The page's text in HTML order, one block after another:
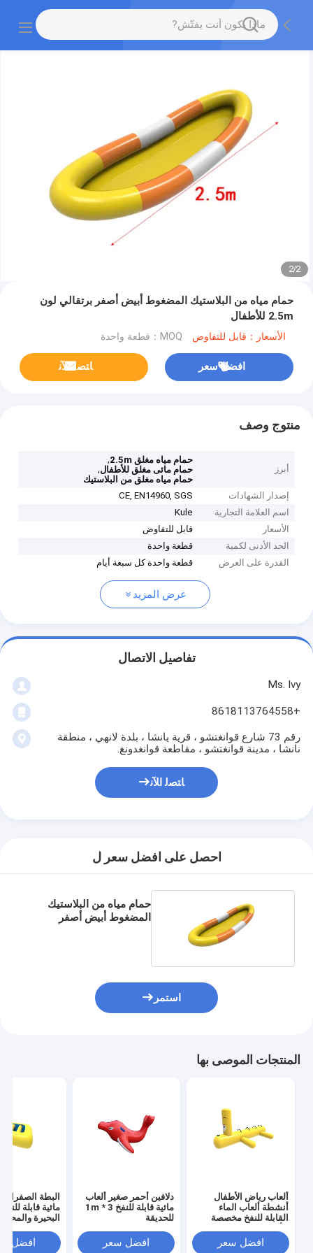
2
/
2
حمام مياه من البلاستيك المضغوط أبيض أصفر برتقالي لون
2.5m للأطفال
الأسعار：قابل للتفاوض MOQ：قطعة واحدة
افضل سعر ﺎﺘﺼﻟ ﺍﻶﻧ
منتوج وصف
أبرز
حمام مياه مغلق 2.5m
,
حمام مائى مغلق للأطفال,
حمام مياه مغلق من البلاستيك
إصدار الشهادات
CE, EN14960, SGS
اسم العلامة التجارية
Kule
الأسعار
قابل للتفاوض
الحد الأدنى لكمية
قطعة واحدة
القدرة على العرض
قطعة واحدة كل سبعة أيام
عرض المزيد
تفاصيل الاتصال
Ms. Ivy
+8618113764558
رقم 73 شارع قوانغتشو ، قرية يانشا ، بلدة لانهي ، منطقة
نانشا ، مدينة قوانغتشو ، مقاطعة قوانغدونغ.
ﺎﺘﺼﻟ ﺍﻶﻧ
احصل على افضل سعر ل
حمام مياه من البلاستيك
المضغوط أبيض أصفر
استمر
المنتجات الموصى بها
ألعاب رياض الأطفال
أنشطة ألعاب الماء
القابلة للنفخ مخصصة
افضل سعر
دلافين أحمر صغير ألعاب
مائية قابلة للنفخ 3 * 1m
للحديقة
افضل سعر
البطة الصفراء
مائية قابلة
البحيرة
افضل